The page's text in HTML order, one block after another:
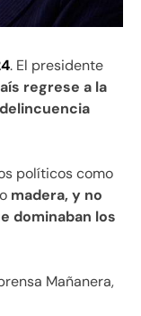
. El presidente
regrese a la
políticos como
madera, y no
dominaban los
Mañanera,